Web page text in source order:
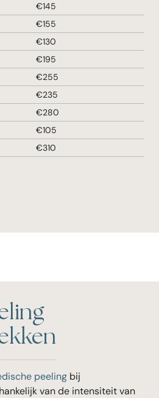
€145
€155
€130
€195
€255
€235
€280
€105
€310
peeling bij
van de intensiteit van